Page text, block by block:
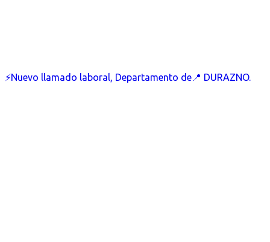
⚡Nuevo llamado laboral, Departamento de📍 DURAZNO.